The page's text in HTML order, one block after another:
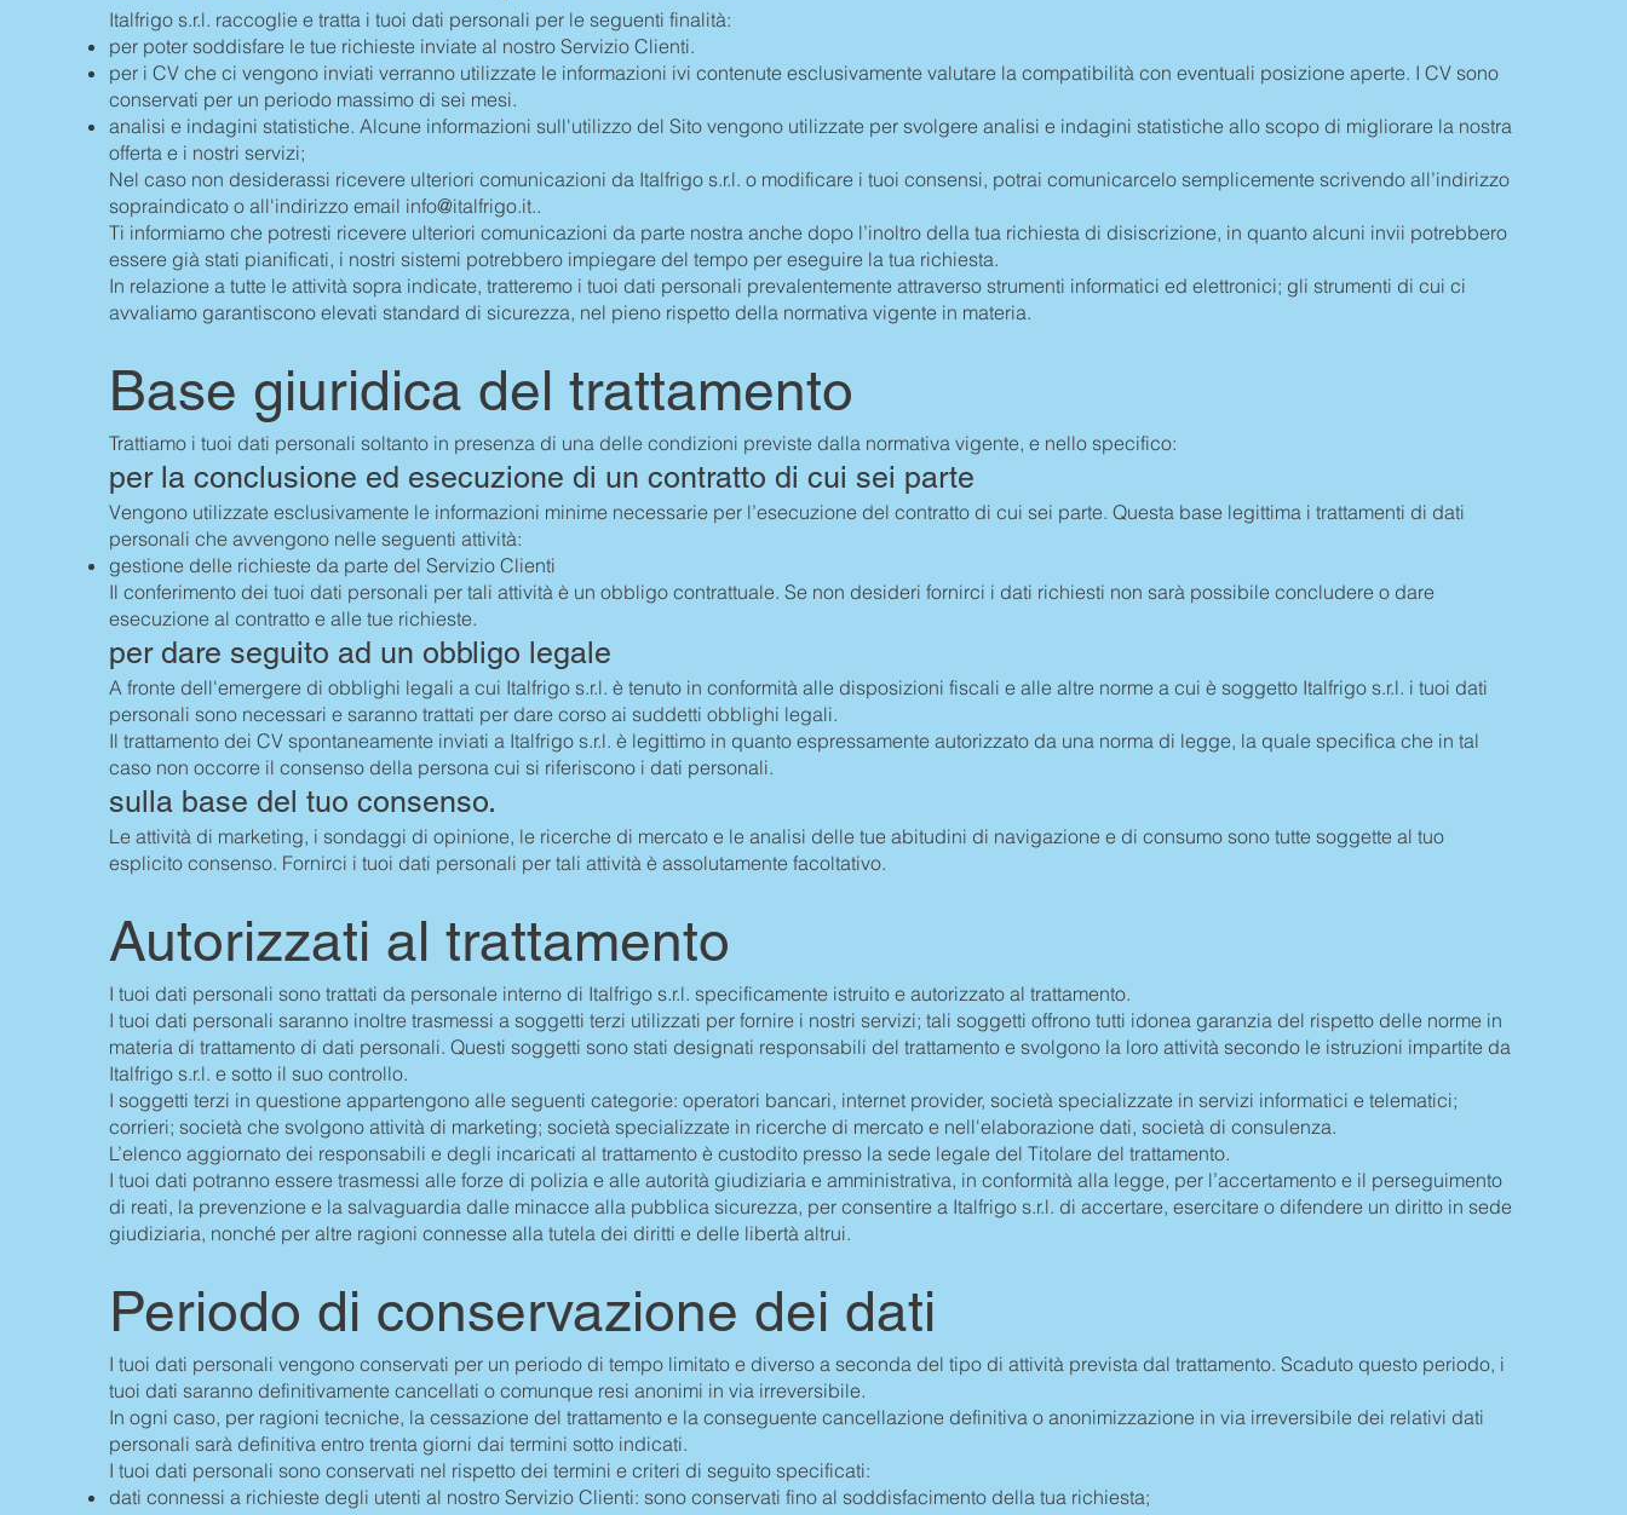
Italfrigo s.r.l. raccoglie e tratta i tuoi dati personali per le seguenti finalità:
per poter soddisfare le tue richieste inviate al nostro Servizio Clienti.
per i CV che ci vengono inviati verranno utilizzate le informazioni ivi contenute esclusivamente valutare la compatibilità con eventuali posizione aperte. I CV sono
conservati per un periodo massimo di sei mesi.
analisi e indagini statistiche. Alcune informazioni sull'utilizzo del Sito vengono utilizzate per svolgere analisi e indagini statistiche allo scopo di migliorare la nostra
offerta e i nostri servizi;
Nel caso non desiderassi ricevere ulteriori comunicazioni da Italfrigo s.r.l. o modificare i tuoi consensi, potrai comunicarcelo semplicemente scrivendo all’indirizzo
sopraindicato o all'indirizzo email info@italfrigo.it..
Ti informiamo che potresti ricevere ulteriori comunicazioni da parte nostra anche dopo l’inoltro della tua richiesta di disiscrizione, in quanto alcuni invii potrebbero
essere già stati pianificati, i nostri sistemi potrebbero impiegare del tempo per eseguire la tua richiesta.
In relazione a tutte le attività sopra indicate, tratteremo i tuoi dati personali prevalentemente attraverso strumenti informatici ed elettronici; gli strumenti di cui ci
avvaliamo garantiscono elevati standard di sicurezza, nel pieno rispetto della normativa vigente in materia.
Base giuridica del trattamento
Trattiamo i tuoi dati personali soltanto in presenza di una delle condizioni previste dalla normativa vigente, e nello specifico:
per la conclusione ed esecuzione di un contratto di cui sei parte
Vengono utilizzate esclusivamente le informazioni minime necessarie per l’esecuzione del contratto di cui sei parte. Questa base legittima i trattamenti di dati
personali che avvengono nelle seguenti attività:
gestione delle richieste da parte del Servizio Clienti
Il conferimento dei tuoi dati personali per tali attività è un obbligo contrattuale. Se non desideri fornirci i dati richiesti non sarà possibile concludere o dare
esecuzione al contratto e alle tue richieste.
per dare seguito ad un obbligo legale
A fronte dell'emergere di obblighi legali a cui Italfrigo s.r.l. è tenuto in conformità alle disposizioni fiscali e alle altre norme a cui è soggetto Italfrigo s.r.l. i tuoi dati
personali sono necessari e saranno trattati per dare corso ai suddetti obblighi legali.
Il trattamento dei CV spontaneamente inviati a Italfrigo s.r.l. è legittimo in quanto espressamente autorizzato da una norma di legge, la quale specifica che in tal
caso non occorre il consenso della persona cui si riferiscono i dati personali.
sulla base del tuo consenso.
Le attività di marketing, i sondaggi di opinione, le ricerche di mercato e le analisi delle tue abitudini di navigazione e di consumo sono tutte soggette al tuo
esplicito consenso. Fornirci i tuoi dati personali per tali attività è assolutamente facoltativo.
Autorizzati al trattamento
I tuoi dati personali sono trattati da personale interno di Italfrigo s.r.l. specificamente istruito e autorizzato al trattamento.
I tuoi dati personali saranno inoltre trasmessi a soggetti terzi utilizzati per fornire i nostri servizi; tali soggetti offrono tutti idonea garanzia del rispetto delle norme in
materia di trattamento di dati personali. Questi soggetti sono stati designati responsabili del trattamento e svolgono la loro attività secondo le istruzioni impartite da
Italfrigo s.r.l. e sotto il suo controllo.
I soggetti terzi in questione appartengono alle seguenti categorie: operatori bancari, internet provider, società specializzate in servizi informatici e telematici;
corrieri; società che svolgono attività di marketing; società specializzate in ricerche di mercato e nell'elaborazione dati, società di consulenza.
L’elenco aggiornato dei responsabili e degli incaricati al trattamento è custodito presso la sede legale del Titolare del trattamento.
I tuoi dati potranno essere trasmessi alle forze di polizia e alle autorità giudiziaria e amministrativa, in conformità alla legge, per l’accertamento e il perseguimento
di reati, la prevenzione e la salvaguardia dalle minacce alla pubblica sicurezza, per consentire a Italfrigo s.r.l. di accertare, esercitare o difendere un diritto in sede
giudiziaria, nonché per altre ragioni connesse alla tutela dei diritti e delle libertà altrui.
Periodo di conservazione dei dati
I tuoi dati personali vengono conservati per un periodo di tempo limitato e diverso a seconda del tipo di attività prevista dal trattamento. Scaduto questo periodo, i
tuoi dati saranno definitivamente cancellati o comunque resi anonimi in via irreversibile.
In ogni caso, per ragioni tecniche, la cessazione del trattamento e la conseguente cancellazione definitiva o anonimizzazione in via irreversibile dei relativi dati
personali sarà definitiva entro trenta giorni dai termini sotto indicati.
I tuoi dati personali sono conservati nel rispetto dei termini e criteri di seguito specificati:
dati connessi a richieste degli utenti al nostro Servizio Clienti: sono conservati fino al soddisfacimento della tua richiesta;